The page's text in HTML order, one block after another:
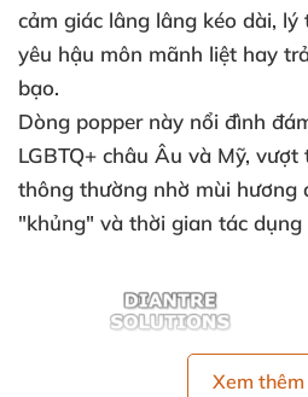
cảm giác lâng lâng kéo dài,
yêu hậu môn mãnh liệt hay
bạo.
Dòng popper này nổi đình
LGBTQ+ châu Âu và Mỹ,
thông thường nhờ mùi hương
"khủng" và thời gian tác dụng
Xem thêm